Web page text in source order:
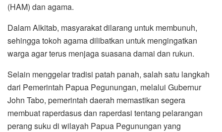
(HAM) dan agama.
Dalam Alkitab, masyarakat dilarang untuk membunuh,
sehingga tokoh agama dilibatkan untuk mengingatkan
warga agar terus menjaga suasana damai dan rukun.
Selain menggelar tradisi patah panah, salah satu langkah
dari Pemerintah Papua Pegunungan, melalui Gubernur
John Tabo, pemerintah daerah memastikan segera
membuat raperdasus dan raperdasi tentang pelarangan
perang suku di wilayah Papua Pegunungan yang